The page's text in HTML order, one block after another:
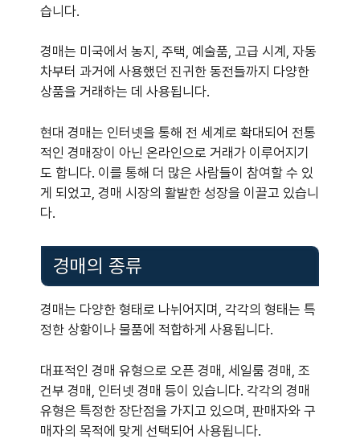
습니다.
경매는 미국에서 농지, 주택, 예술품, 고급 시계, 자동
차부터 과거에 사용했던 진귀한 동전들까지 다양한
상품을 거래하는 데 사용됩니다.
현대 경매는 인터넷을 통해 전 세계로 확대되어 전통
적인 경매장이 아닌 온라인으로 거래가 이루어지기
도 합니다. 이를 통해 더 많은 사람들이 참여할 수 있
게 되었고, 경매 시장의 활발한 성장을 이끌고 있습니
다.
경매의 종류
경매는 다양한 형태로 나뉘어지며, 각각의 형태는 특
정한 상황이나 물품에 적합하게 사용됩니다.
대표적인 경매 유형으로 오픈 경매, 세일룸 경매, 조
건부 경매, 인터넷 경매 등이 있습니다. 각각의 경매
유형은 특정한 장단점을 가지고 있으며, 판매자와 구
매자의 목적에 맞게 선택되어 사용됩니다.